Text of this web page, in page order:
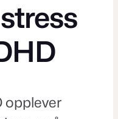
opplever